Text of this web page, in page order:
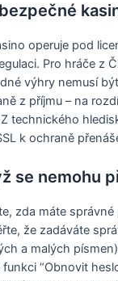
operuje pod
Pro hráče z
výhry nemusí
z příjmu – na
technického
k ochraně
se nemohu
zda máte správné
že zadáváte
a malých
“Obnovit